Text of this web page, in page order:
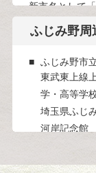
新市名として
(土)に制定さ
ふじみ野市立
井町域の民俗
設で、図書館
ーマは「みち
越街道を利用
ふじみ野周
ふじみ野市
東武東上線
学・高等学
埼玉県ふじ
河岸記念館
念館で、埼